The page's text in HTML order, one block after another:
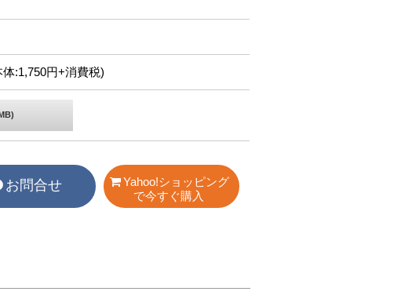
:1,750円+消費税)
お問合せ
Yahoo!ショッピング
で今すぐ購入